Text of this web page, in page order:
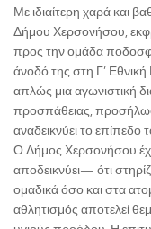
Με ιδιαίτερη χαρά και
Δήμου Χερσονήσου,
προς την ομάδα
άνοδό της στη Γ’ Εθνική
απλώς μια αγωνιστική
προσπάθειας,
αναδεικνύει το
Ο Δήμος Χερσονήσου
αποδεικνύει— ότι
ομαδικά όσο και στα
αθλητισμός αποτελεί